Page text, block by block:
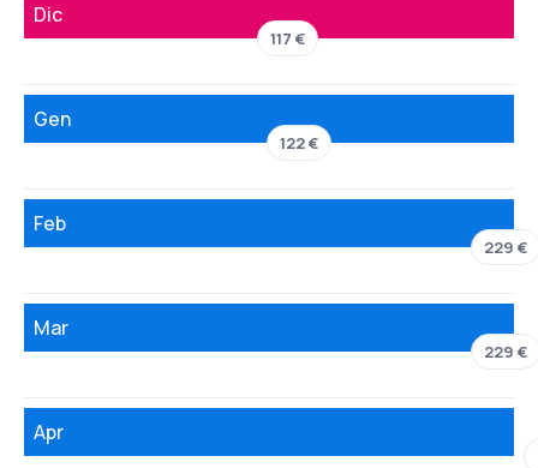
Dic
117 €
Gen
122 €
Feb
229 €
Mar
229 €
Apr